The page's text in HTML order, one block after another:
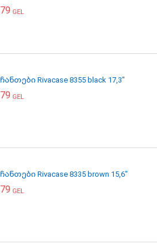
79 GEL
ჩანთები Rivacase 8355 black 17,3"
79 GEL
ჩანთები Rivacase 8335 brown 15,6"
79 GEL